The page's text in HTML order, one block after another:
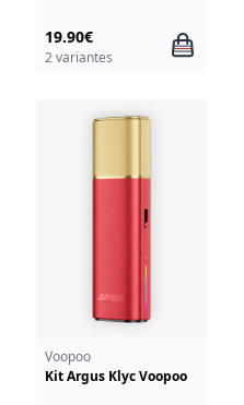
19.90€
2 variantes
Voopoo
Kit Argus Klyc Voopoo